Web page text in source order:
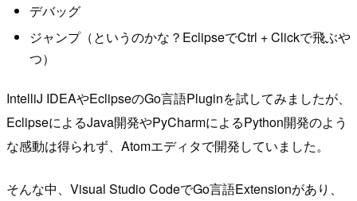
デバッグ
ジャンプ（というのかな？EclipseでCtrl + Clickで飛ぶや
つ）
IntelliJ IDEAやEclipseのGo言語Pluginを試してみましたが、
EclipseによるJava開発やPyCharmによるPython開発のよう
な感動は得られず、Atomエディタで開発していました。
そんな中、Visual Studio CodeでGo言語Extensionがあり、